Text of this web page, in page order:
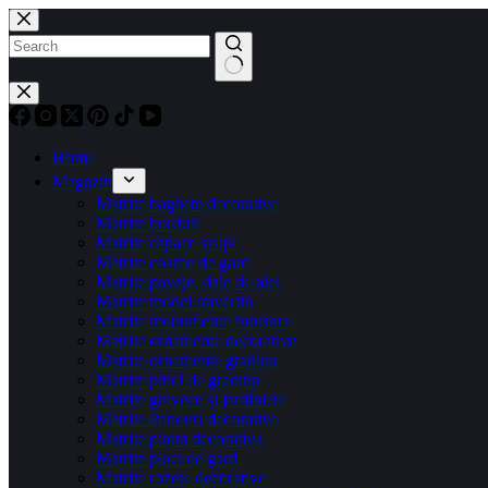
Sari
la
conținut
Niciun
rezultat
Home
Magazin
Matrite baghete decorative
Matrite borduri
Matrite capace stalpi
Matrite coame de gard
Matrițe pavaje, dale de alei
Matrite model travertin
Matrite monumente funerare
Matrite ornamente decorative
Matrite ornamente gradina
Matrite pitici de gradina
Matrițe ghivece și jardiniere
Matrite Panouri decorative
Matrite piatra decorativa
Matrite placi de gard
Matrite rozete decorative